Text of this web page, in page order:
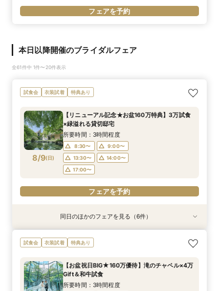
フェアを予約
本日以降開催のブライダルフェア
全61件中 1件〜20件表示
試食会 衣装試着 特典あり
8/9(日)
【リニューアル記念★お盆160万特典】3万試食
×緑溢れる貸切邸宅
所要時間：3時間程度
8:30〜
9:00〜
13:30〜
14:00〜
17:00〜
フェアを予約
衣装試着 特典あり
8/9(日)
【少人数プラン相談会】専用の貸切別邸OPEN&
贅沢無料試食
8:30〜
9:00〜
13:30〜
特典あり
8/9(日)
【神前挙式をご検討の方へ】神殿「凛」見学＆和
フレンチ無料試食
8:30〜
9:00〜
13:30〜
特典あり
8/9(日)
【初めての式場見学の方も安心】豪華試食付きウ
エディング相談会
8:30〜
9:00〜
13:30〜
衣装試着 特典あり
8/9(日)
《新チャペルOPEN記念◆8大特典≫木目×ナ
チュラルチャペル体験
8:30〜
9:00〜
13:30〜
衣装試着 特典あり
8/9(日)
マイナビ限定【料理重視派必見】和牛フィレ肉×
懐石フレンチコース美食会
8:30〜
9:00〜
13:30〜
衣装試着 特典あり
8/9(日)
マイナビ限定【料理重視派必見】和牛フィレ肉×
懐石フレンチコース美食会
8:30〜
9:00〜
13:30〜
同日のほかのフェアを見る（6件）
試食会 衣装試着 特典あり
【お盆祝日BIG★160万優待】滝のチャペル×4万
Gift＆和牛試食
所要時間：3時間程度